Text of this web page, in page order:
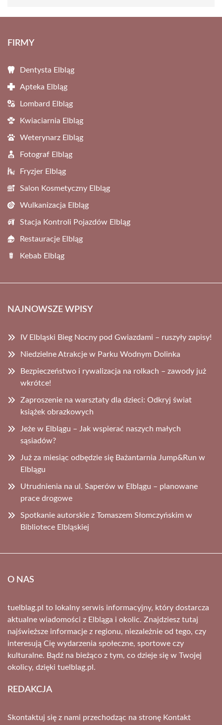
FIRMY
Dentysta Elbląg
Apteka Elbląg
Lombard Elbląg
Kwiaciarnia Elbląg
Weterynarz Elbląg
Fotograf Elbląg
Fryzjer Elbląg
Salon Kosmetyczny Elbląg
Wulkanizacja Elbląg
Stacja Kontroli Pojazdów Elbląg
Restauracje Elbląg
Kebab Elbląg
NAJNOWSZE WPISY
IV Elbląski Bieg Nocny pod Gwiazdami – ruszyły zapisy!
Niedzielne Atrakcje w Parku Wodnym Dolinka
Bezpieczeństwo i rywalizacja na rolkach – zawody już
wkrótce!
Zaproszenie na warsztaty dla dzieci: Odkryj świat
książek obrazkowych
Jeże w Elblągu – Jak wspierać naszych małych
sąsiadów?
Już za miesiąc odbędzie się Bażantarnia Jump&Run w
Elblągu
Utrudnienia na ul. Saperów w Elblągu – planowane
prace drogowe
Spotkanie autorskie z Tomaszem Słomczyńskim w
Bibliotece Elbląskiej
O NAS
tuelblag.pl to lokalny serwis informacyjny, który dostarcza
aktualne wiadomości z Elbląga i okolic. Znajdziesz tutaj
najświeższe informacje z regionu, niezależnie od tego, czy
interesują Cię wydarzenia społeczne, sportowe czy
kulturalne. Bądź na bieżąco z tym, co dzieje się w Twojej
okolicy, dzięki tuelblag.pl.
REDAKCJA
Skontaktuj się z nami przechodząc na stronę Kontakt